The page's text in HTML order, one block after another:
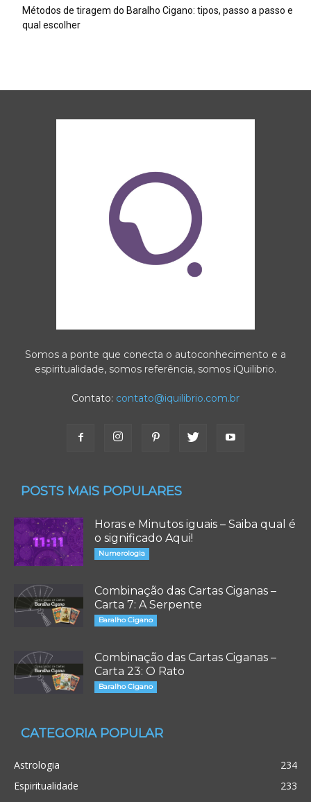
Métodos de tiragem do Baralho Cigano: tipos, passo a passo e
qual escolher
Somos a ponte que conecta o autoconhecimento e a
espiritualidade, somos referência, somos iQuilibrio.
Contato: contato@iquilibrio.com.br
POSTS MAIS POPULARES
Horas e Minutos iguais – Saiba qual é
o significado Aqui!
Numerologia
Combinação das Cartas Ciganas –
Carta 7: A Serpente
Baralho Cigano
Combinação das Cartas Ciganas –
Carta 23: O Rato
Baralho Cigano
CATEGORIA POPULAR
Astrologia
234
Espiritualidade
233